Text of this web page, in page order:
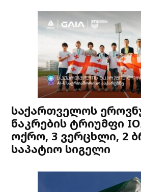
საქართველოს
ნაკრების ტრიუმფი
ოქრო, 3 ვერცხლი, 2
საპატიო სიგელი